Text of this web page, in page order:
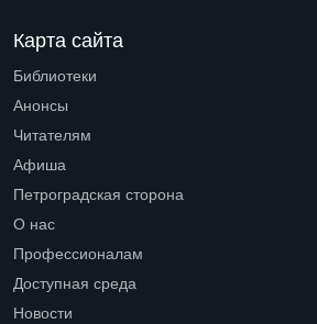
Карта сайта
Библиотеки
Анонсы
Читателям
Афиша
Петроградская сторона
О нас
Профессионалам
Доступная среда
Новости